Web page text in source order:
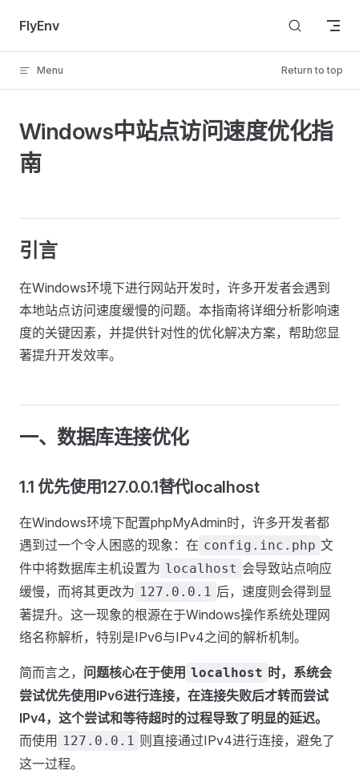
Skip to content
FlyEnv
Menu Return to top
Windows中站点访问速度优化指
南
引言
在Windows环境下进行网站开发时，许多开发者会遇到
本地站点访问速度缓慢的问题。本指南将详细分析影响速
度的关键因素，并提供针对性的优化解决方案，帮助您显
著提升开发效率。
一、数据库连接优化
1.1 优先使用127.0.0.1替代localhost
在Windows环境下配置phpMyAdmin时，许多开发者都
遇到过一个令人困惑的现象：在 config.inc.php 文
件中将数据库主机设置为 localhost 会导致站点响应
缓慢，而将其更改为 127.0.0.1 后，速度则会得到显
著提升。这一现象的根源在于Windows操作系统处理网
络名称解析，特别是IPv6与IPv4之间的解析机制。
简而言之， 问题核心在于使用 localhost 时，系统会
尝试优先使用IPv6进行连接，在连接失败后才转而尝试
IPv4，这个尝试和等待超时的过程导致了明显的延迟。
而使用 127.0.0.1 则直接通过IPv4进行连接，避免了
这一过程。